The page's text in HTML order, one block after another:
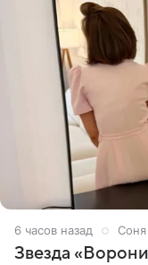
6 часов назад
Звезда